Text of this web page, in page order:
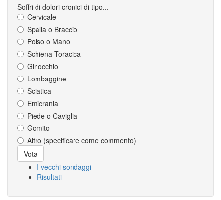
Soffri di dolori cronici di tipo...
Cervicale
Spalla o Braccio
Polso o Mano
Schiena Toracica
Ginocchio
Lombaggine
Sciatica
Emicrania
Piede o Caviglia
Gomito
Altro (specificare come commento)
Scelte
Vota
I vecchi sondaggi
Risultati